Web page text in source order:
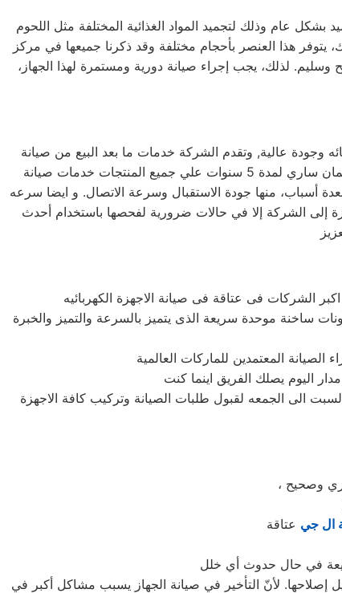
عام وذلك لتجميد المواد الغذائية المختلفة مثل اللحوم
يتوفر هذا العنصر بأحجام مختلفة وقد ذكرنا جميعها في مركز
لذلك، يجب إجراء صيانة دورية ومستمرة لهذا الجهاز،
وجودة عالية, وتقدم الشركة خدمات ما بعد البيع من صيانة
دورية علي كافة الاجهزة لضمان سلامة أجهزتك سواء كانت ( ثلاجة – غسالة – بوتاجاز – ديب فريزر ) وتضمن الشركة كافة منتجاتها بضمان ساري لمدة 5 سنوات علي جميع المنتجات خدمات صيانة
عتاقة بعتاقة لعدة أسباب، منها جودة الاستقبال وسرعة الاتصال. و ايضا سرعه
إلى الشركة إلا في حالات ضرورية لفحصها باستخدام أحدث
ساخنة موحدة سريعة الذى يتميز بالسرعة والتميز والخبرة
الى الجمعه لقبول طلبات الصيانة وتركيب كافة الاجهزة
ال جي
إصلاحها. لأنّ التأخير في صيانة الجهاز يسبب مشاكل أكبر في